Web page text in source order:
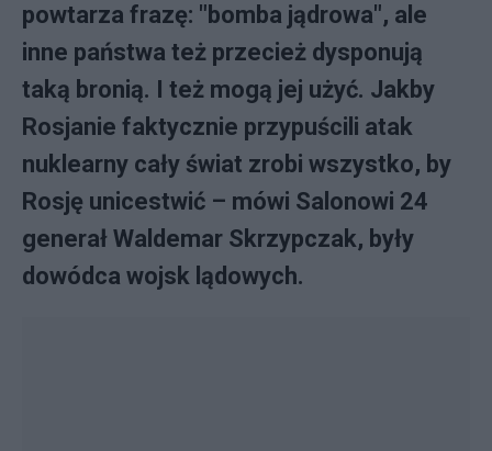
powtarza frazę: "bomba jądrowa", ale
inne państwa też przecież dysponują
taką bronią. I też mogą jej użyć. Jakby
Rosjanie faktycznie przypuścili atak
nuklearny cały świat zrobi wszystko, by
Rosję unicestwić – mówi Salonowi 24
generał Waldemar Skrzypczak, były
dowódca wojsk lądowych.